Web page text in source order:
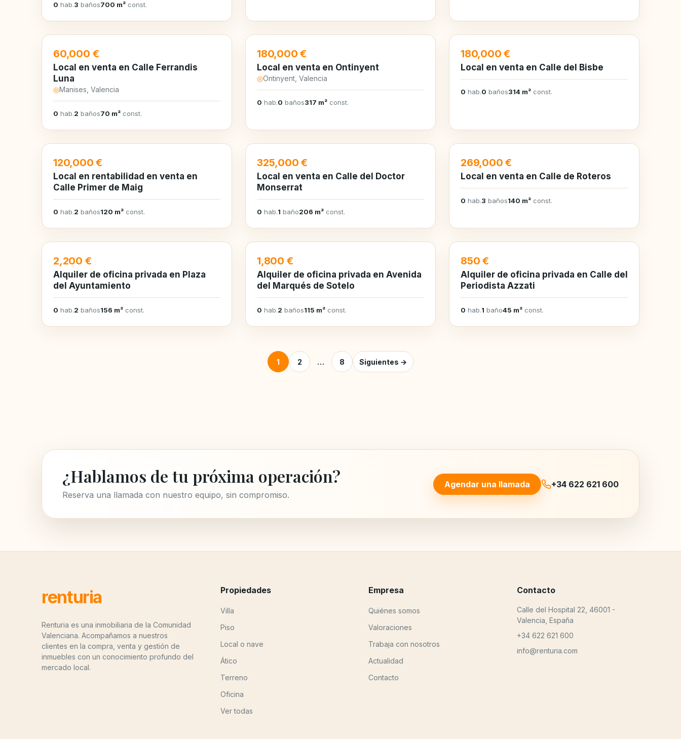
0 hab.3 baños700 m² const.
EN VENTA
60,000 €
Local en venta en Calle Ferrandis
Luna
◎Manises, Valencia
0 hab.2 baños70 m² const.
EN VENTA
180,000 €
Local en venta en Ontinyent
◎Ontinyent, Valencia
0 hab.0 baños317 m² const.
EN VENTA
180,000 €
Local en venta en Calle del Bisbe
0 hab.0 baños314 m² const.
EN VENTA
120,000 €
Local en rentabilidad en venta en
Calle Primer de Maig
0 hab.2 baños120 m² const.
EN VENTA
325,000 €
Local en venta en Calle del Doctor
Monserrat
0 hab.1 baño206 m² const.
EN VENTA
269,000 €
Local en venta en Calle de Roteros
0 hab.3 baños140 m² const.
EN ALQUILER
2,200 €
Alquiler de oficina privada en Plaza
del Ayuntamiento
0 hab.2 baños156 m² const.
EN ALQUILER
1,800 €
Alquiler de oficina privada en Avenida
del Marqués de Sotelo
0 hab.2 baños115 m² const.
EN ALQUILER
850 €
Alquiler de oficina privada en Calle del
Periodista Azzati
0 hab.1 baño45 m² const.
Posts pagination
1 2 … 8 Siguientes →
¿Hablamos de tu próxima operación?
Reserva una llamada con nuestro equipo, sin compromiso.
Agendar una llamada +34 622 621 600
renturia
Renturia es una inmobiliaria de la Comunidad
Valenciana. Acompañamos a nuestros
clientes en la compra, venta y gestión de
inmuebles con un conocimiento profundo del
mercado local.
Propiedades
Villa
Piso
Local o nave
Ático
Terreno
Oficina
Ver todas
Empresa
Quiénes somos
Valoraciones
Trabaja con nosotros
Actualidad
Contacto
Contacto
Calle del Hospital 22, 46001 -
Valencia, España
+34 622 621 600
info@renturia.com